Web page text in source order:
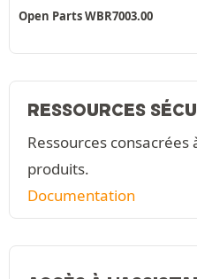
Open Parts WBR7003.00
RESSOURCES
Ressources
produits.
Documentation